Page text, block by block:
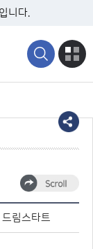
니다.
림스타트